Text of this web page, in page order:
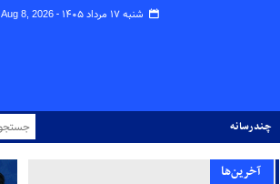
شنبه ۱۷ مرداد ۱۴۰۵ - Aug 8, 2026
چندرسانه
آخرین‌ها